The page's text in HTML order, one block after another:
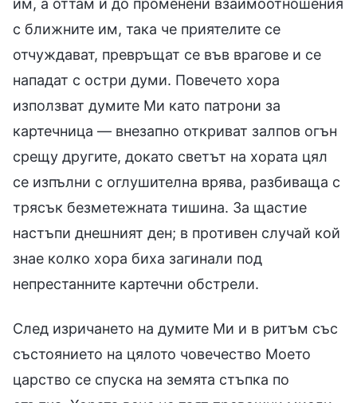
с ближните им, така че приятелите се
отчуждават, превръщат се във врагове и се
нападат с остри думи. Повечето хора
използват думите Ми като патрони за
картечница — внезапно откриват залпов огън
срещу другите, докато светът на хората цял
се изпълни с оглушителна врява, разбиваща с
трясък безметежната тишина. За щастие
настъпи днешният ден; в противен случай кой
знае колко хора биха загинали под
непрестанните картечни обстрели.
След изричането на думите Ми и в ритъм със
състоянието на цялото човечество Моето
царство се спуска на земята стъпка по